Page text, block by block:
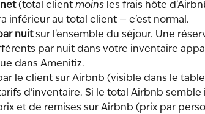
(total client moins les frais hôte
inférieur au total client — c'est normal.
nuit sur l'ensemble du séjour. Une
par nuit dans votre inventaire
dans Amenitiz.
le client sur Airbnb (visible dans le
d'inventaire. Si le total Airbnb semble
et de remises sur Airbnb (prix par